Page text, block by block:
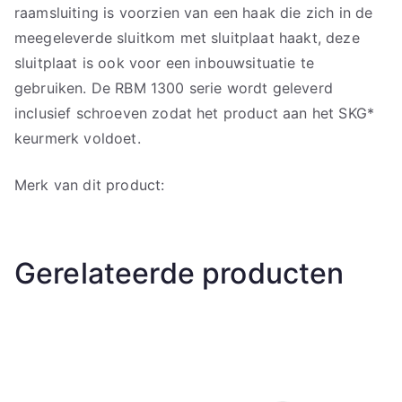
raamsluiting is voorzien van een haak die zich in de
meegeleverde sluitkom met sluitplaat haakt, deze
sluitplaat is ook voor een inbouwsituatie te
gebruiken. De RBM 1300 serie wordt geleverd
inclusief schroeven zodat het product aan het SKG*
keurmerk voldoet.
Merk van dit product:
Gerelateerde producten